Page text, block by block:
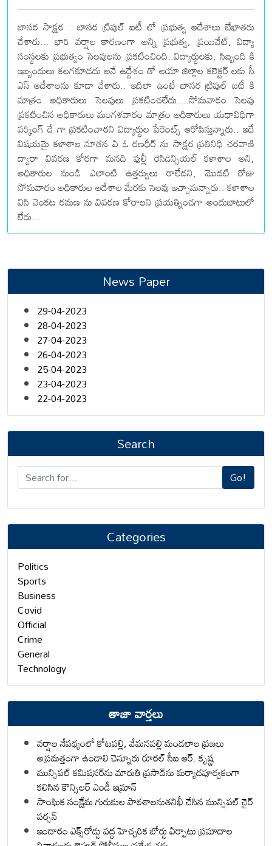
బాసర సాక్షర : బాసర ట్రిపుల్ ఐటీ లో ప్రభుత్వ ఆదేశాలు బేఖాతరు
చేశారు... భారి వర్షాల కారణంగా అన్ని ప్రభుత్వ, ప్రయివేట్, విద్యా
సంస్థలకు ప్రభుత్వం సెలవులను ప్రకటించింది..విద్యార్థులకు, సిబ్బంది కి
ఇబ్బందులు కలగకూడదు అనే ఉద్దేశం తో ఆయా జిల్లాల కలెక్టర్ లకు సీ
ఎస్ ఆదేశాలను కూడా చేశారు.. ఇదిలా ఉంటే బాసర ట్రిపుల్ ఐటీ కి
మాత్రం అధికారులు సెలవులు ప్రకటించలేదు....సోమవారం సెలవు
ప్రకటించిన అధికారులు మంగళవారం మాత్రం అధికారులు యధావిధిగా
వర్కింగ్ డే గా ప్రకటించారని విద్యార్థుల పేరెంట్స్ ఆరోపిస్తున్నారు.. ఇదే
విషయమై కళాశాల నూతన ఏ ఓ రణధీర్ ను సాక్షర ప్రతినిధి చరవాణి
ద్వారా వివరణ కోరగా మనది ఫుల్లీ రెసిడెన్సియల్ కళాశాల అని,
అధికారుల నుండి ఎలాంటి ఉత్తర్వులు రాలేదని, మొదటి రోజు
సోమవారం అధికారుల ఆదేశాల మేరకు సెలవు ఇచ్చామన్నారు.. కళాశాల
విసి వెంకట రమణ ను వివరణ కోరాలని ప్రయత్నించగా అందుబాటులో
లేరు...
News Paper
29-04-2023
28-04-2023
27-04-2023
26-04-2023
25-04-2023
23-04-2023
22-04-2023
Search
Go!
Categories
Politics
Sports
Business
Covid
Official
Crime
General
Technology
తాజా వార్తలు
వర్షాల నేపథ్యంలో కోటపల్లి, వేమనపల్లి మండలాల ప్రజలు
అప్రమత్తంగా ఉండాలి చెన్నూరు రూరల్ సీఐ ఆర్. కృష్ణ
మున్సిపల్ కమిషనర్‌ను మారుతి ప్రసాద్‌ను మర్యాదపూర్వకంగా
కలిసిన కౌన్సిలర్ ఎండీ ఇమ్రాన్ ​
సాంఘిక సంక్షేమ గురుకుల పాఠశాలనుతనిఖీ చేసిన మున్సిపల్ చైర్
పర్సన్
ఇందారం ఎక్స్‌రోడ్డు వద్ద హెచ్చరిక బోర్డు ఏర్పాటు ప్రమాదాల